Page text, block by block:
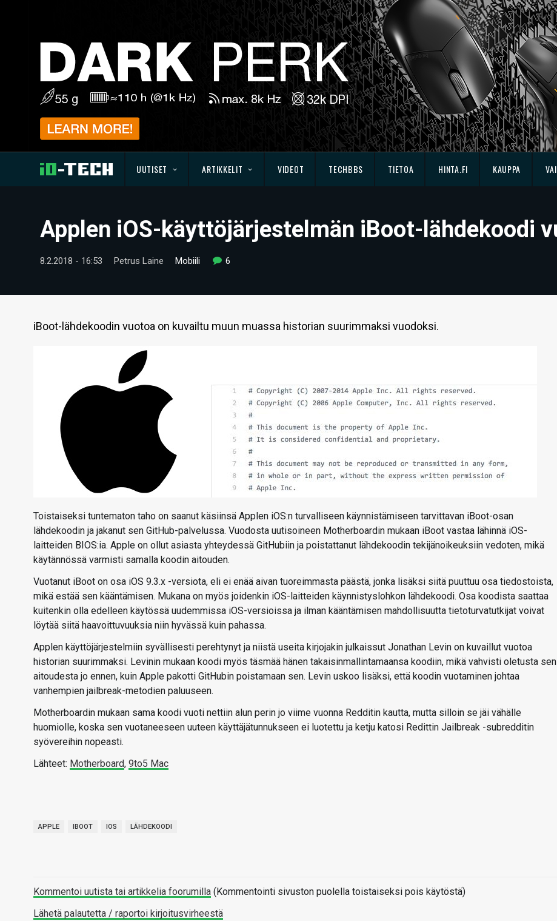
UUTISET ARTIKKELIT VIDEOT TECHBBS TIETOA HINTA.FI KAUPPA
Applen iOS-käyttöjärjestelmän iBoot-lähdekoodi
8.2.2018 - 16:53 Petrus Laine Mobiili 6
iBoot-lähdekoodin vuotoa on kuvailtu muun muassa historian suurimmaksi vuodoksi.
Toistaiseksi tuntematon taho on saanut käsiinsä Applen iOS:n turvalliseen käynnistämiseen tarvittavan iBoot-osan
lähdekoodin ja jakanut sen GitHub-palvelussa. Vuodosta uutisoineen Motherboardin mukaan iBoot vastaa lähinnä iOS-
laitteiden BIOS:ia. Apple on ollut asiasta yhteydessä GitHubiin ja poistattanut lähdekoodin tekijänoikeuksiin vedoten, mikä
käytännössä varmisti samalla koodin aitouden.
Vuotanut iBoot on osa iOS 9.3.x -versiota, eli ei enää aivan tuoreimmasta päästä, jonka lisäksi siitä puuttuu osa tiedostoista,
mikä estää sen kääntämisen. Mukana on myös joidenkin iOS-laitteiden käynnistyslohkon lähdekoodi. Osa koodista saattaa
kuitenkin olla edelleen käytössä uudemmissa iOS-versioissa ja ilman kääntämisen mahdollisuutta tietoturvatutkijat voivat
löytää siitä haavoittuvuuksia niin hyvässä kuin pahassa.
Applen käyttöjärjestelmiin syvällisesti perehtynyt ja niistä useita kirjojakin julkaissut Jonathan Levin on kuvaillut vuotoa
historian suurimmaksi. Levinin mukaan koodi myös täsmää hänen takaisinmallintamaansa koodiin, mikä vahvisti oletusta sen
aitoudesta jo ennen, kuin Apple pakotti GitHubin poistamaan sen. Levin uskoo lisäksi, että koodin vuotaminen johtaa
vanhempien jailbreak-metodien paluuseen.
Motherboardin mukaan sama koodi vuoti nettiin alun perin jo viime vuonna Redditin kautta, mutta silloin se jäi vähälle
huomiolle, koska sen vuotaneeseen uuteen käyttäjätunnukseen ei luotettu ja ketju katosi Redittin Jailbreak -subredditin
syövereihin nopeasti.
Lähteet: Motherboard, 9to5 Mac
APPLE IBOOT IOS LÄHDEKOODI
Kommentoi uutista tai artikkelia foorumilla (Kommentointi sivuston puolella toistaiseksi pois käytöstä)
Lähetä palautetta / raportoi kirjoitusvirheestä